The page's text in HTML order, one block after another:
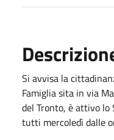
Si avvisa la
Famiglia sita in via
del Tronto, è attivo lo
tutti mercoledì dalle